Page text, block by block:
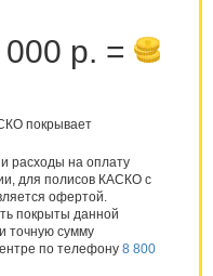
000 р. =
покрывает
расходы на оплату
для полисов КАСКО с
офертой.
покрыты данной
точную сумму
по телефону 8 800